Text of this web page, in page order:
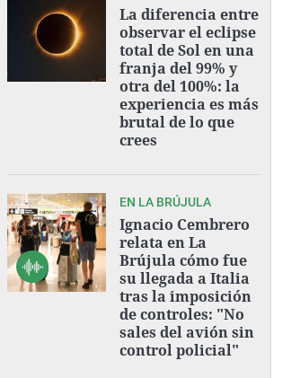
La diferencia entre
observar el eclipse
total de Sol en una
franja del 99% y
otra del 100%: la
experiencia es más
brutal de lo que
crees
EN LA BRÚJULA
Ignacio Cembrero
relata en La
Brújula cómo fue
su llegada a Italia
tras la imposición
de controles: "No
sales del avión sin
control policial"